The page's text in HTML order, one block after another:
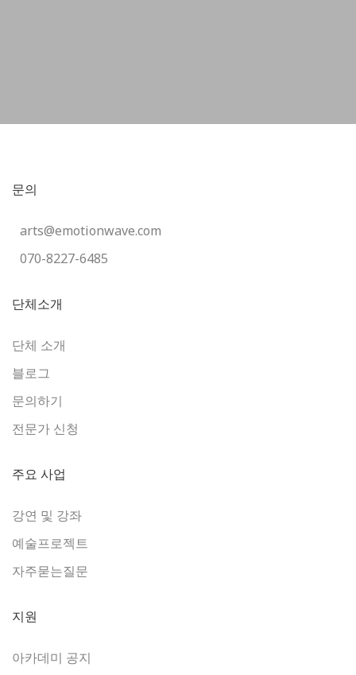
문의
arts@emotionwave.com
070-8227-6485
단체소개
단체 소개
블로그
문의하기
전문가 신청
주요 사업
강연 및 강좌
예술프로젝트
자주묻는질문
지원
아카데미 공지